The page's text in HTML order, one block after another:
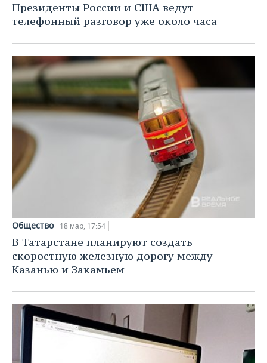
Президенты России и США ведут
телефонный разговор уже около часа
Общество 18 мар, 17:54
В Татарстане планируют создать
скоростную железную дорогу между
Казанью и Закамьем